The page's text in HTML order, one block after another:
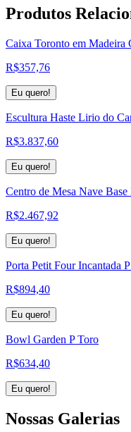
Produtos
Caixa Toronto em Madeira
R$357,76
Eu quero!
Escultura Haste Lirio do
R$3.837,60
Eu quero!
Centro de Mesa Nave
R$2.467,92
Eu quero!
Porta Petit Four Incantada
R$894,40
Eu quero!
Bowl Garden P Toro
R$634,40
Eu quero!
Nossas Galerias